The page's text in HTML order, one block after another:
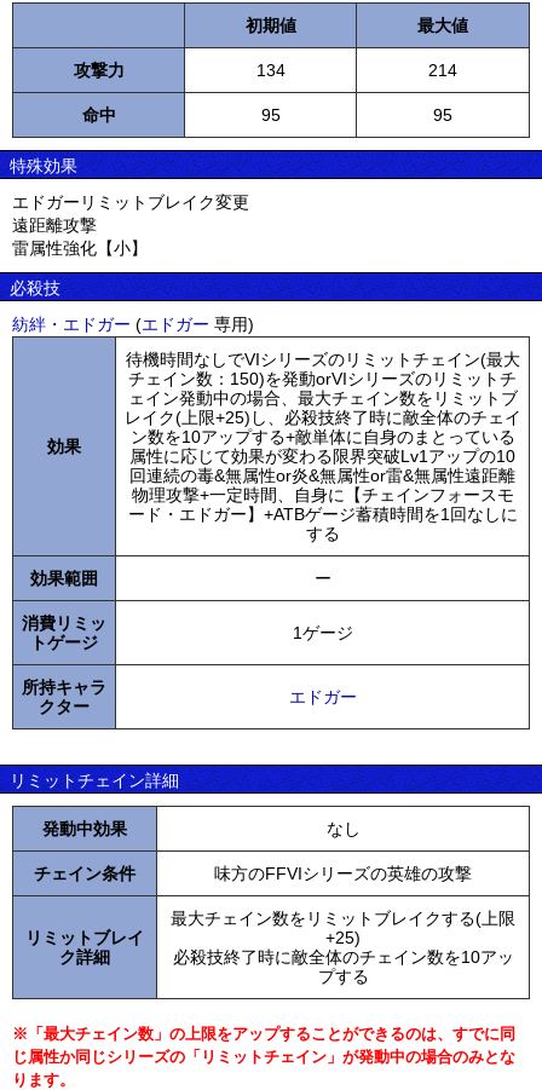
初期値 最大値
攻撃力 134 214
命中 95 95
特殊効果
エドガーリミットブレイク変更
遠距離攻撃
雷属性強化【小】
必殺技
紡絆・エドガー (エドガー 専用)
効果
待機時間なしでVIシリーズのリミットチェイン(最大
チェイン数：150)を発動orVIシリーズのリミットチ
ェイン発動中の場合、最大チェイン数をリミットブ
レイク(上限+25)し、必殺技終了時に敵全体のチェイ
ン数を10アップする+敵単体に自身のまとっている
属性に応じて効果が変わる限界突破Lv1アップの10
回連続の毒&無属性or炎&無属性or雷&無属性遠距離
物理攻撃+一定時間、自身に【チェインフォースモ
ード・エドガー】+ATBゲージ蓄積時間を1回なしに
する
効果範囲 ー
消費リミッ
トゲージ
1ゲージ
所持キャラ
クター
エドガー
リミットチェイン詳細
発動中効果 なし
チェイン条件 味方のFFVIシリーズの英雄の攻撃
リミットブレイ
ク詳細
最大チェイン数をリミットブレイクする(上限
+25)
必殺技終了時に敵全体のチェイン数を10アッ
プする
※「最大チェイン数」の上限をアップすることができるのは、すでに同
じ属性か同じシリーズの「リミットチェイン」が発動中の場合のみとな
ります。